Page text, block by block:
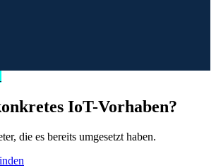
IoT-Vorhaben?
die es bereits umgesetzt haben.